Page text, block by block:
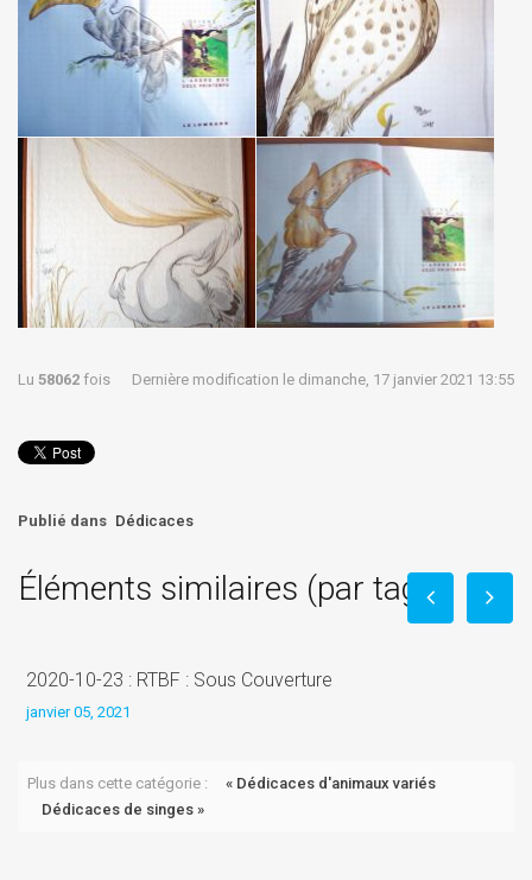
Lu 58062 fois Dernière modification le dimanche, 17 janvier 2021 13:55
Publié dans Dédicaces
Éléments similaires (par tag)
2020-10-23 : RTBF : Sous Couverture
janvier 05, 2021
Plus dans cette catégorie :
« Dédicaces d'animaux variés
Dédicaces de singes »